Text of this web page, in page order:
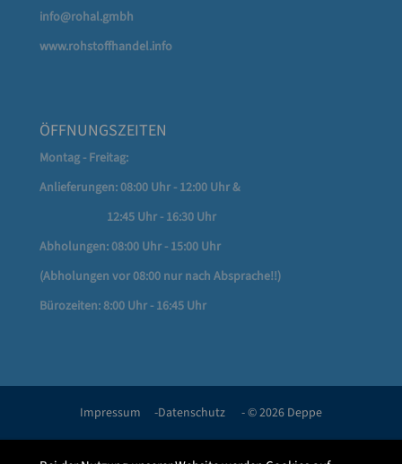
info@rohal.gmbh
www.rohstoffhandel.info
ÖFFNUNGSZEITEN
Montag - Freitag:
Anlieferungen: 08:00 Uhr - 12:00 Uhr &
12:45 Uhr - 16:30 Uhr
Abholungen: 08:00 Uhr - 15:00 Uhr
(Abholungen vor 08:00 nur nach Absprache!!)
Bürozeiten: 8:00 Uhr - 16:45 Uhr
Impressum -Datenschutz - © 2026 Deppe